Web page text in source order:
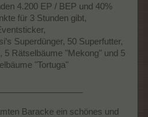
4.200 EP / BEP und 40%
für 3 Stunden gibt,
Superdünger, 50 Superfutter,
5 Rätselbäume "Mekong" und 5
"Tortuga"
Baracke ein schönes und